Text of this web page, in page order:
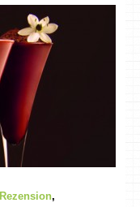
Rezension,